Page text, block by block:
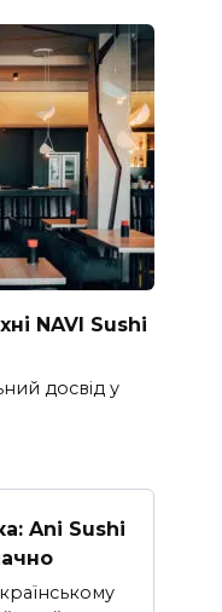
NAVI Sushi
досвід у
Ani Sushi